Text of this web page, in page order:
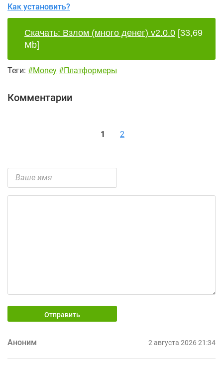
Как установить?
Скачать: Взлом (много денег) v2.0.0 [33,69
Mb]
Теги: #Money #Платформеры
Комментарии
1 2
Отправить
Аноним 2 августа 2026 21:34